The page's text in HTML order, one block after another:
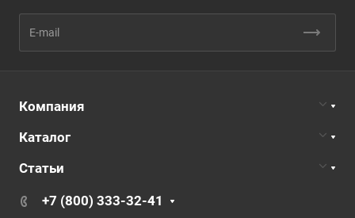
Компания
Каталог
Статьи
+7 (800) 333-32-41